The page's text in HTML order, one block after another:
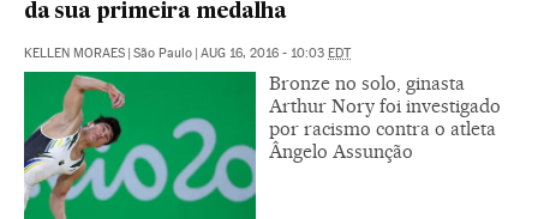
da sua primeira medalha
KELLEN MORAES | São Paulo | AUG 16, 2016 - 10:03 EDT
Bronze no solo, ginasta
Arthur Nory foi investigado
por racismo contra o atleta
Ângelo Assunção